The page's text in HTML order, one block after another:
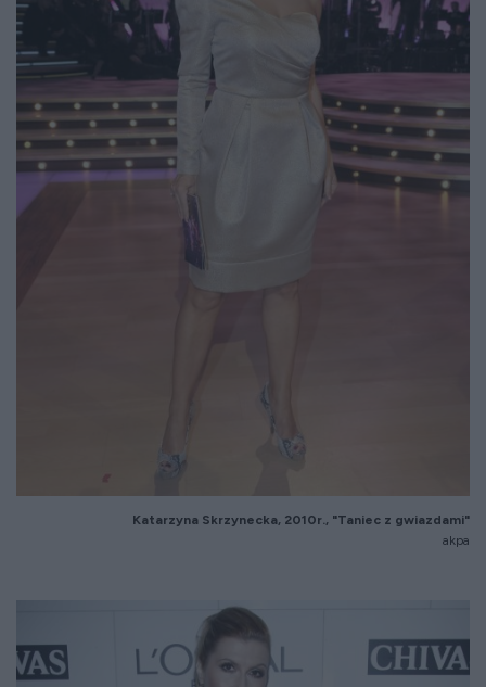
Katarzyna Skrzynecka, 2010r., "Taniec z gwiazdami"
akpa